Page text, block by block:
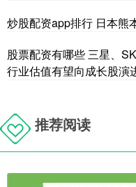
炒股配资app排行 日本熊
股票配资有哪些 三星、
行业估值有望向成长股演
推荐阅读